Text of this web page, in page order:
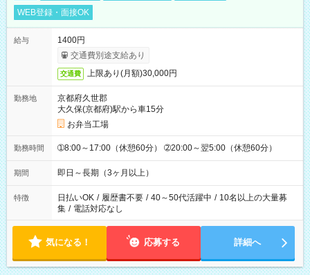
WEB登録・面接OK
給与
1400円
交通費別途支給あり
交通費 上限あり(月額)30,000円
勤務地
京都府久世郡
大久保(京都府)駅から車15分
お弁当工場
勤務時間 ➀8:00～17:00（休憩60分） ➁20:00～翌5:00（休憩60分）
期間 即日～長期（3ヶ月以上）
特徴 日払いOK / 履歴書不要 / 40～50代活躍中 / 10名以上の大量募
集 / 電話対応なし
気になる！ 応募する 詳細へ